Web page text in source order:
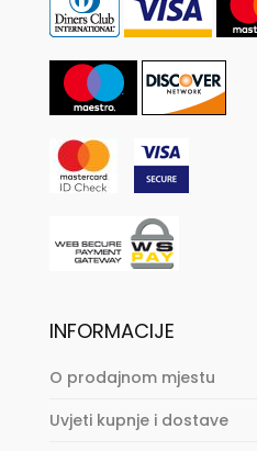
INFORMACIJE
O prodajnom mjestu
Uvjeti kupnje i dostave